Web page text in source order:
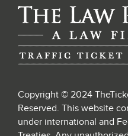
Copyright © 2024
Reserved. This website
under international and